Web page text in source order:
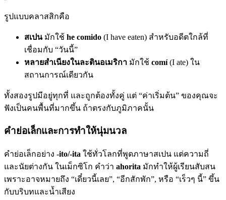
รูปแบบคลาสสิกคือ
สเปนมักใช้ he comido (I have eaten) สำหรับอดีตใกล้ที่
เชื่อมกับ “วันนี้”
หลายสำเนียงในละตินอเมริกา มักใช้ comí(I ate) ใน
สถานการณ์เดียวกัน
ทั้งสองรูปมีอยู่ทุกที่ และถูกต้องทั้งคู่ แต่ “ค่าเริ่มต้น” ของคุณจะ
ฟังเป็นคนพื้นที่มากขึ้น ถ้าตรงกับภูมิภาคนั้น
คำย่อเล็กและการทำให้นุ่มนวล
คำย่อเล็กอย่าง -ito/-ita ใช้ทั่วโลกที่พูดภาษาสเปน แต่ความถี่
และนัยต่างกัน ในเม็กซิโก คำว่า ahorita มักทำให้ผู้เรียนสับสน
เพราะอาจหมายถึง “เดี๋ยวนี้เลย”, “อีกสักพัก”, หรือ “เร็วๆ นี้” ขึ้น
กับบริบทและน้ำเสียง